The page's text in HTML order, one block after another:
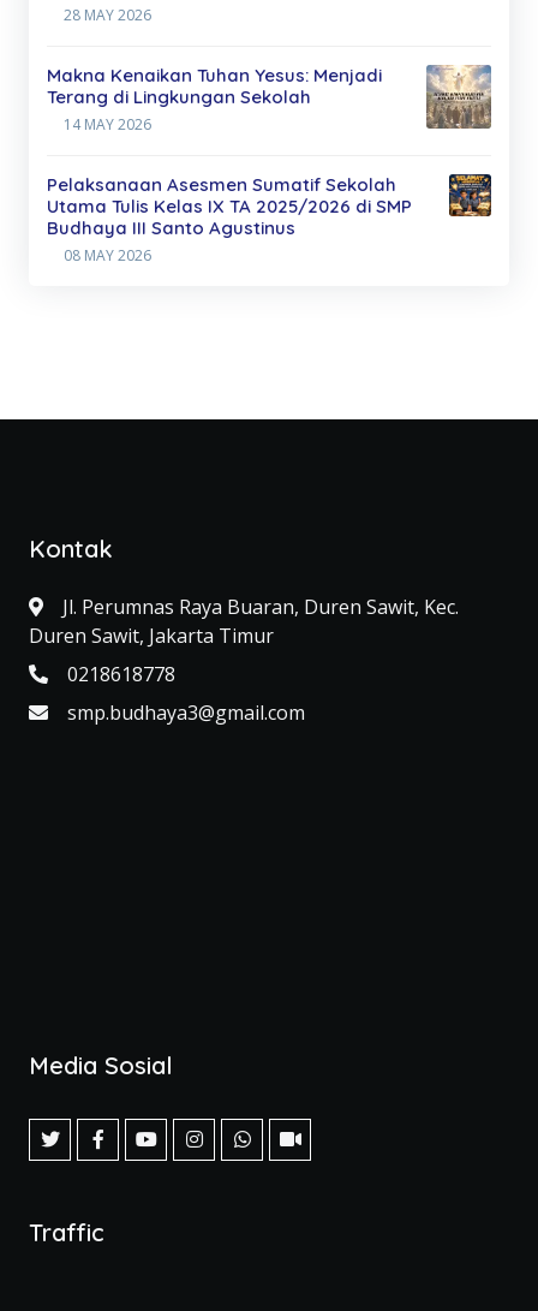
28 MAY 2026
Makna Kenaikan Tuhan Yesus: Menjadi
Terang di Lingkungan Sekolah
14 MAY 2026
Pelaksanaan Asesmen Sumatif Sekolah
Utama Tulis Kelas IX TA 2025/2026 di SMP
Budhaya III Santo Agustinus
08 MAY 2026
Kontak
Jl. Perumnas Raya Buaran, Duren Sawit, Kec.
Duren Sawit, Jakarta Timur
0218618778
smp.budhaya3@gmail.com
Media Sosial
Traffic